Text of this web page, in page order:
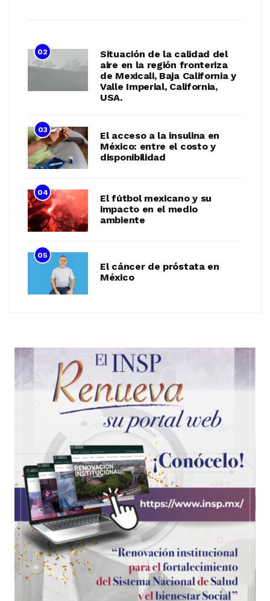
02
Situación de la calidad del
aire en la región fronteriza
de Mexicali, Baja California y
Valle Imperial, California,
USA.
03
El acceso a la insulina en
México: entre el costo y
disponibilidad
04
El fútbol mexicano y su
impacto en el medio
ambiente
05
El cáncer de próstata en
México